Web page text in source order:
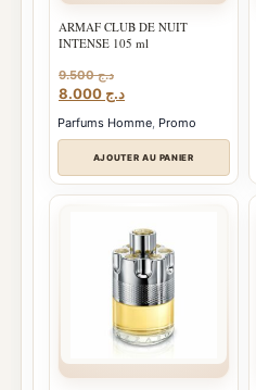
ARMAF CLUB DE NUIT
INTENSE 105 ml
د.ج9.500
Le
initial
était :
د.ج 9.500.
د.جLe
actuel
د.ج 8.000.
Parfums Homme, Promo
AJOUTER AU PANIER